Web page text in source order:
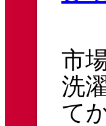
市
洗
て